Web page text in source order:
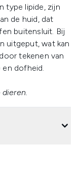
type lipide, zijn
de huid, dat
buitensluit. Bij
uitgeput, wat kan
tekenen van
dofheid.